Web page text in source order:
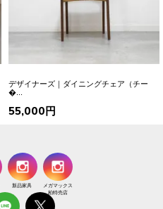
デザイナーズ｜ダイニングチェア（チー
�...
55,000円
新品家具
メガマックス
柏特売店